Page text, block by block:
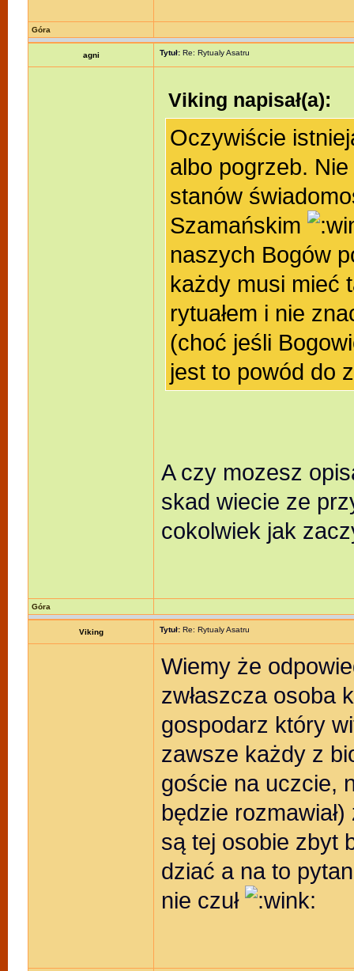
Góra
agni Tytuł: Re: Rytualy Asatru
Viking napisał(a):
Oczywiście
albo pogrzeb.
stanów
Szamańskim
naszych Bogów
każdy musi mieć
rytuałem i nie
(choć jeśli
jest to powód do
A czy mozesz
skad wiecie ze
cokolwiek jak
Góra
Viking Tytuł: Re: Rytualy Asatru
Wiemy że
zwłaszcza osoba
gospodarz który
zawsze każdy z
goście na uczcie,
będzie
są tej osobie zbyt
dziać a na to
nie czuł